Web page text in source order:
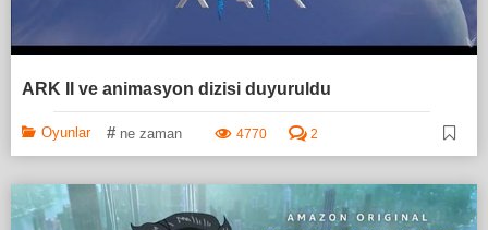
ARK II ve animasyon dizisi duyuruldu
Oyunlar # ne zaman 4770 2